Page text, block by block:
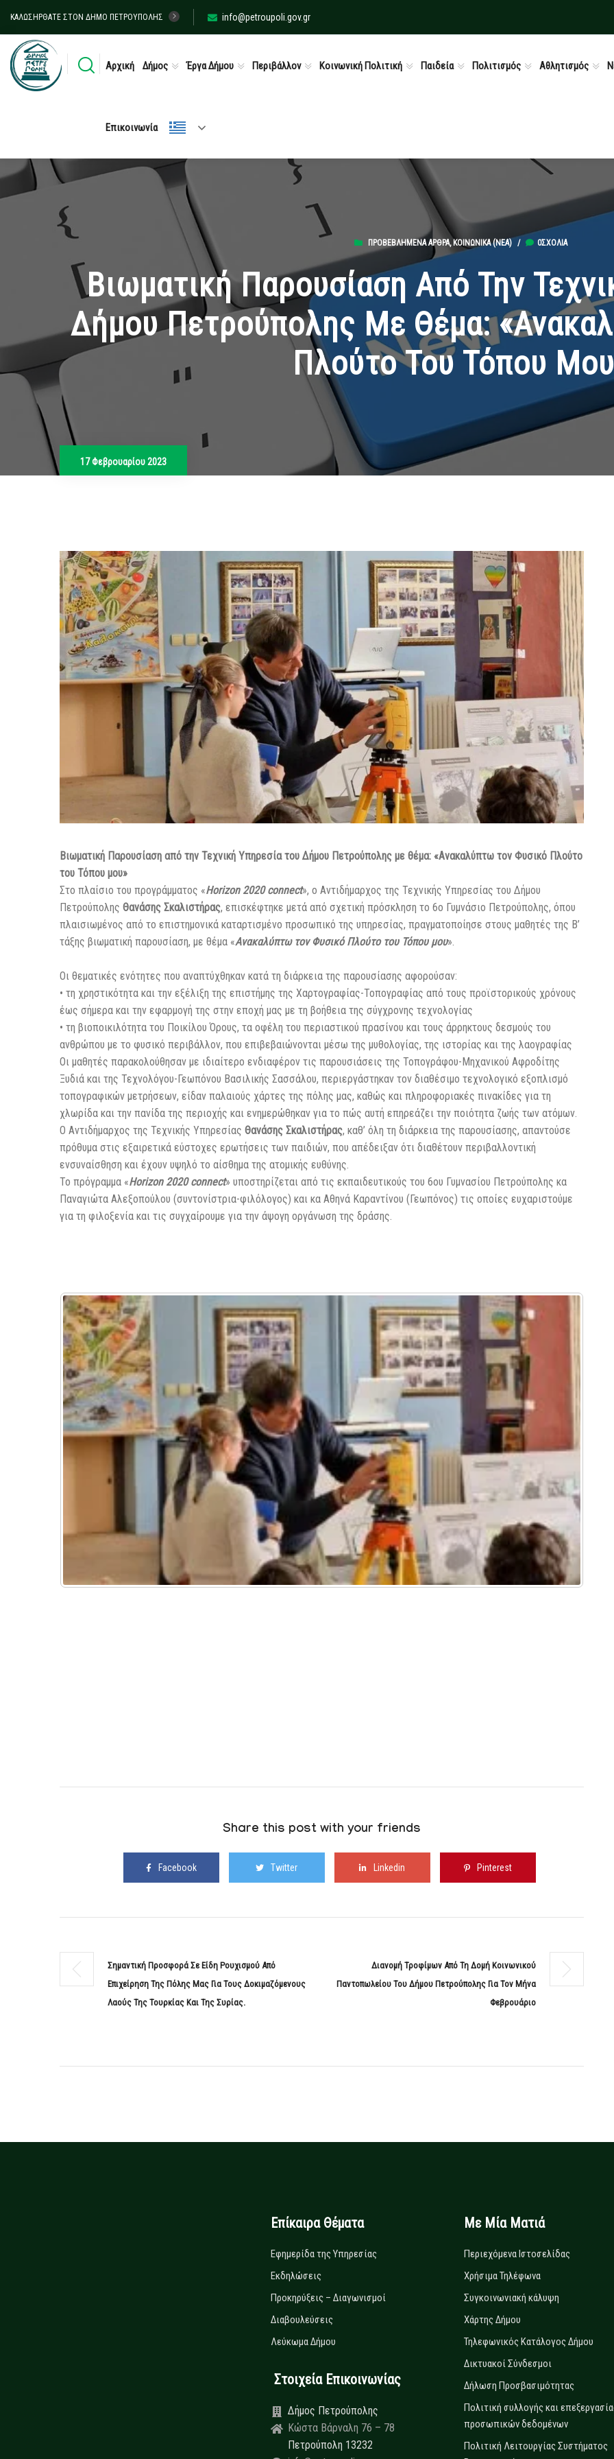
ΚΑΛΩΣΉΡΘΑΤΕ ΣΤΟΝ ΔΉΜΟ ΠΕΤΡΟΎΠΟΛΗΣ info@petroupoli.gov.gr
Αρχική Δήμος Έργα Δήμου Περιβάλλον Κοινωνική Πολιτική Παιδεία Πολιτισμός Αθλητισμός
Επικοινωνία
ΠΡΟΒΕΒΛΗΜΈΝΑ ΆΡΘΡΑ, ΚΟΙΝΩΝΙΚΆ (ΝΕΑ)/ 0ΣΧΌΛΙΑ
Βιωματική Παρουσίαση Από Την
Δήμου Πετρούπολης Με Θέμα:
Πλούτο Του Τόπου
17 Φεβρουαρίου 2023
Βιωματική Παρουσίαση από την Τεχνική Υπηρεσία του Δήμου Πετρούπολης με θέμα: «Ανακαλύπτω τον Φυσικό Πλούτο
του Τόπου μου»
Στο πλαίσιο του προγράμματος «Horizon 2020 connect», ο Αντιδήμαρχος της Τεχνικής Υπηρεσίας του Δήμου
Πετρούπολης Θανάσης Σκαλιστήρας, επισκέφτηκε μετά από σχετική πρόσκληση το 6ο Γυμνάσιο Πετρούπολης, όπου
πλαισιωμένος από το επιστημονικά καταρτισμένο προσωπικό της υπηρεσίας, πραγματοποίησε στους μαθητές της Β’
τάξης βιωματική παρουσίαση, με θέμα «Ανακαλύπτω τον Φυσικό Πλούτο του Τόπου μου».
Οι θεματικές ενότητες που αναπτύχθηκαν κατά τη διάρκεια της παρουσίασης αφορούσαν:
• τη χρηστικότητα και την εξέλιξη της επιστήμης της Χαρτογραφίας-Τοπογραφίας από τους προϊστορικούς χρόνους
έως σήμερα και την εφαρμογή της στην εποχή μας με τη βοήθεια της σύγχρονης τεχνολογίας
• τη βιοποικιλότητα του Ποικίλου Όρους, τα οφέλη του περιαστικού πρασίνου και τους άρρηκτους δεσμούς του
ανθρώπου με το φυσικό περιβάλλον, που επιβεβαιώνονται μέσω της μυθολογίας, της ιστορίας και της λαογραφίας
Οι μαθητές παρακολούθησαν με ιδιαίτερο ενδιαφέρον τις παρουσιάσεις της Τοπογράφου-Μηχανικού Αφροδίτης
Ξυδιά και της Τεχνολόγου-Γεωπόνου Βασιλικής Σασσάλου, περιεργάστηκαν τον διαθέσιμο τεχνολογικό εξοπλισμό
τοπογραφικών μετρήσεων, είδαν παλαιούς χάρτες της πόλης μας, καθώς και πληροφοριακές πινακίδες για τη
χλωρίδα και την πανίδα της περιοχής και ενημερώθηκαν για το πώς αυτή επηρεάζει την ποιότητα ζωής των ατόμων.
Ο Αντιδήμαρχος της Τεχνικής Υπηρεσίας Θανάσης Σκαλιστήρας, καθ’ όλη τη διάρκεια της παρουσίασης, απαντούσε
πρόθυμα στις εξαιρετικά εύστοχες ερωτήσεις των παιδιών, που απέδειξαν ότι διαθέτουν περιβαλλοντική
ενσυναίσθηση και έχουν υψηλό το αίσθημα της ατομικής ευθύνης.
Το πρόγραμμα «Horizon 2020 connect» υποστηρίζεται από τις εκπαιδευτικούς του 6ου Γυμνασίου Πετρούπολης κα
Παναγιώτα Αλεξοπούλου (συντονίστρια-φιλόλογος) και κα Αθηνά Καραντίνου (Γεωπόνος) τις οποίες ευχαριστούμε
για τη φιλοξενία και τις συγχαίρουμε για την άψογη οργάνωση της δράσης.
Share this post with your friends
Facebook Twitter Linkedin Pinterest
Σημαντική Προσφορά Σε Είδη Ρουχισμού Από
Επιχείρηση Της Πόλης Μας Για Τους Δοκιμαζόμενους
Λαούς Της Τουρκίας Και Της Συρίας.
Διανομή Τροφίμων Από Τη Δομή Κοινωνικού
Παντοπωλείου Του Δήμου Πετρούπολης Για Τον Μήνα
Φεβρουάριο
Επίκαιρα Θέματα
Εφημερίδα της Υπηρεσίας
Εκδηλώσεις
Προκηρύξεις – Διαγωνισμοί
Διαβουλεύσεις
Λεύκωμα Δήμου
Στοιχεία Επικοινωνίας
Δήμος Πετρούπολης
Κώστα Βάρναλη 76 – 78
Πετρούπολη 13232
Με Μία Ματιά
Περιεχόμενα Ιστοσελίδας
Χρήσιμα Τηλέφωνα
Συγκοινωνιακή κάλυψη
Χάρτης Δήμου
Τηλεφωνικός Κατάλογος Δήμου
Δικτυακοί Σύνδεσμοι
Δήλωση Προσβασιμότητας
Πολιτική συλλογής και
προσωπικών δεδομένων
Πολιτική Λειτουργίας Συστήματος